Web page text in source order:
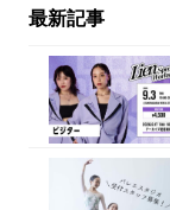
最新記事